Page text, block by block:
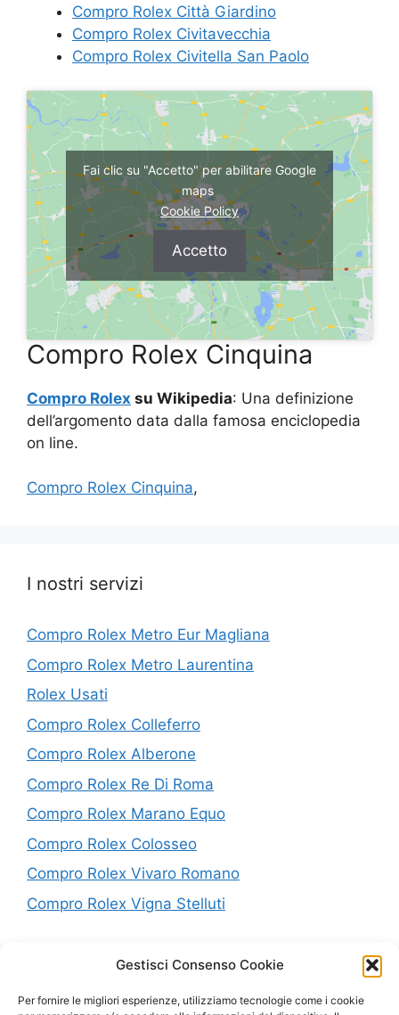
Gestisci Consenso Cookie
Per fornire le migliori esperienze, utilizziamo tecnologie come i cookie
Compro Rolex Città Giardino
Compro Rolex Civitavecchia
Compro Rolex Civitella San Paolo
Fai clic su "Accetto" per abilitare Google
maps
Cookie Policy
Accetto
Compro Rolex Cinquina
Compro Rolex su Wikipedia: Una definizione
dell’argomento data dalla famosa enciclopedia
on line.
Compro Rolex Cinquina,
I nostri servizi
Compro Rolex Metro Eur Magliana
Compro Rolex Metro Laurentina
Rolex Usati
Compro Rolex Colleferro
Compro Rolex Alberone
Compro Rolex Re Di Roma
Compro Rolex Marano Equo
Compro Rolex Colosseo
Compro Rolex Vivaro Romano
Compro Rolex Vigna Stelluti
P.IVA: 10638441005